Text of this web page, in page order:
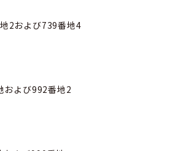
2および739番地4
よび992番地2